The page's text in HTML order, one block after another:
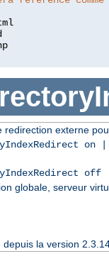
redirection externe
off
globale, serveur
depuis la version